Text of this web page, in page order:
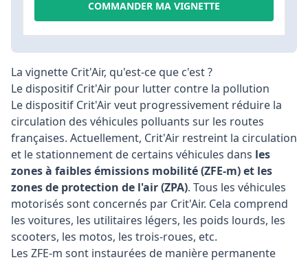
COMMANDER MA VIGNETTE
La vignette Crit'Air, qu'est-ce que c'est ?
Le dispositif Crit'Air pour lutter contre la pollution
Le dispositif Crit'Air veut progressivement réduire la
circulation des véhicules polluants sur les routes
françaises. Actuellement, Crit'Air restreint la circulation
et le stationnement de certains véhicules dans les
zones à faibles émissions mobilité (ZFE-m) et les
zones de protection de l'air (ZPA). Tous les véhicules
motorisés sont concernés par Crit'Air. Cela comprend
les voitures, les utilitaires légers, les poids lourds, les
scooters, les motos, les trois-roues, etc.
Les ZFE-m sont instaurées de manière permanente